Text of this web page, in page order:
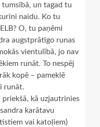
tumsībā, un tagad tu
naidu. Ko tu
O, tu paņēmi
augstprātīgo runas
vientulībā, jo nav
runāt. To nespēj
kopē – pameklē
runāt.
priekšā, kā uzjautrinies
karātavu
vai katoļiem)